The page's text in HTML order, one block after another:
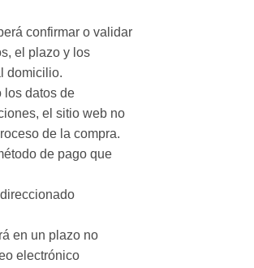
confirmar o validar
el plazo y los
domicilio.
los datos de
el sitio web no
de la compra.
de pago que
en un plazo no
electrónico